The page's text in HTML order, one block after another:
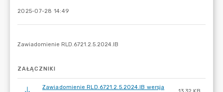
2025-07-28 14:49
ZAŁĄCZNIKI
Zawiadomienie RLD.6721.2.5.2024.IB wersja